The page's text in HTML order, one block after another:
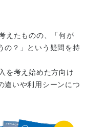
えたものの、「何が
の？」という疑問を持
を考え始めた方向け
違いや利用シーンにつ